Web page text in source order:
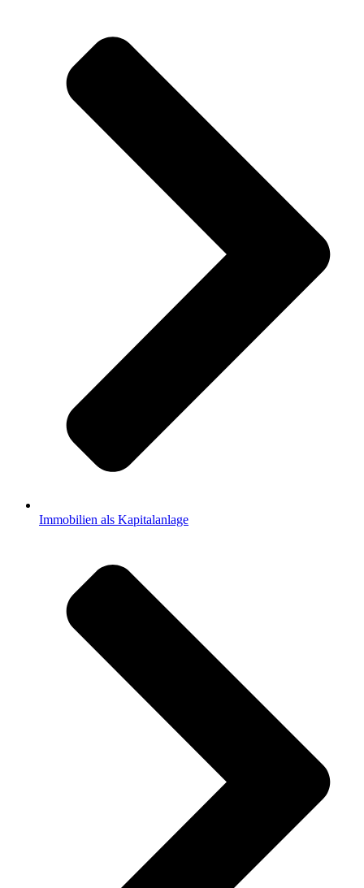
Immobilien als Kapitalanlage